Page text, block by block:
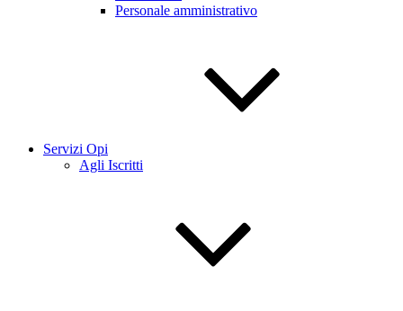
Personale amministrativo
Servizi Opi
Agli Iscritti